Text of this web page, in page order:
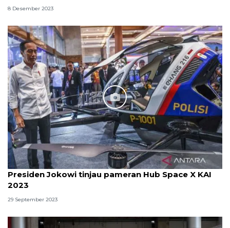
8 Desember 2023
Presiden Jokowi tinjau pameran Hub Space X KAI
2023
29 September 2023